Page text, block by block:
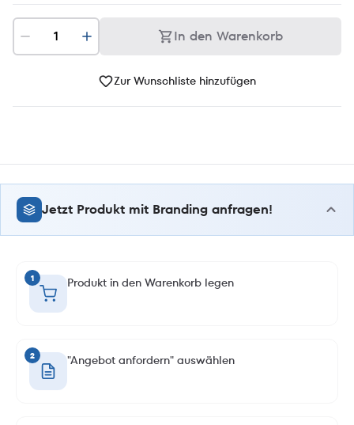
In den Warenkorb
Zur Wunschliste hinzufügen
Jetzt Produkt mit Branding anfragen!
1 Produkt in den Warenkorb legen
2 "Angebot anfordern" auswählen